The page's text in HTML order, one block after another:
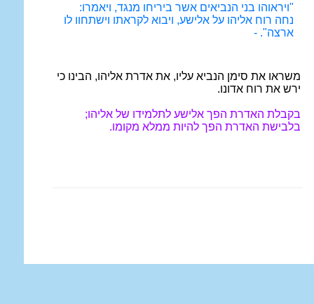
"ויראוהו בני הנביאים אשר ביריחו מנגד, ויאמרו:
נחה רוח אליהו על אלישע, ויבוא לקראתו וישתחוו לו
ארצה". -
משראו את סימן הנביא עליו, את אדרת אליהו, הבינו כי
ירש את רוח אדונו.
בקבלת האדרת הפך אלישע לתלמידו של אליהו;
בלבישת האדרת הפך להיות ממלא מקומו.